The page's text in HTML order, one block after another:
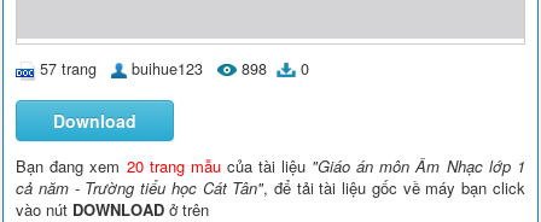
57 trang buihue123 898 0
Download
Bạn đang xem 20 trang mẫucủa tài liệu "Giáo án môn Âm Nhạc lớp 1
cả năm - Trường tiểu học Cát Tân", để tải tài liệu gốc về máy bạn click
vào nút DOWNLOAD ở trên